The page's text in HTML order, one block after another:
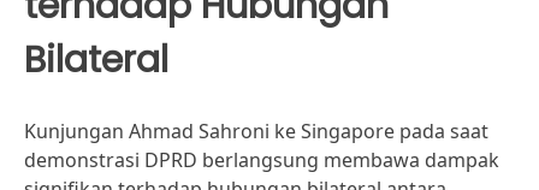
Bilateral
Kunjungan Ahmad Sahroni ke Singapore pada saat
demonstrasi DPRD berlangsung membawa dampak